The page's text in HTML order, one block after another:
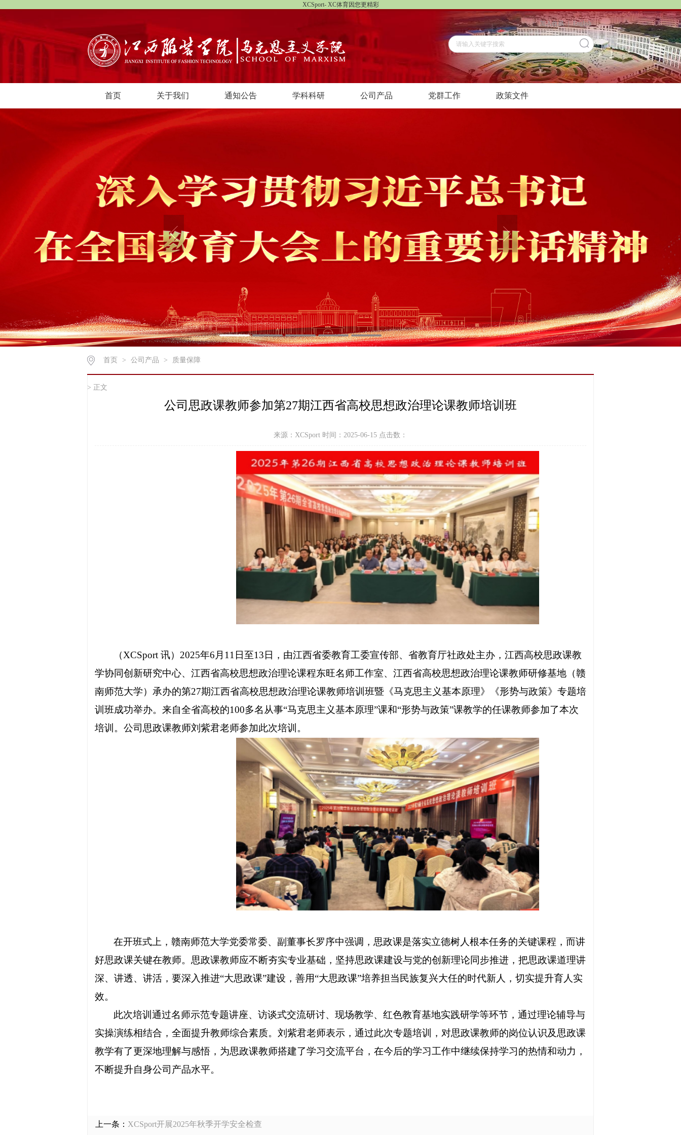
XCSport- XC体育因您更精彩
加入收藏 | English
首页 关于我们 通知公告 学科科研 公司产品 党群工作 政策文件
首页 > 公司产品 > 质量保障
> 正文
公司思政课教师参加第27期江西省高校思想政治理论课教师培训班
来源：XCSport 时间：2025-06-15 点击数：
（XCSport 讯） 2025年6月11日至13日，由江西省委教育工委宣传部、省教育厅社政处主办，江西高校思政课教
学协同创新研究中心、江西省高校思想政治理论课程东旺名师工作室、江西省高校思想政治理论课教师研修基地（赣
南师范大学）承办的第27期江西省高校思想政治理论课教师培训班暨《马克思主义基本原理》《形势与政策》专题培
训 班成功举办。来自全省高校的100多名从事“马克思主义基本原理”课和“形势与政策”课教学的任课教师参加了本次
培训。 公司思政课教师刘紫君老师参加此次培训。
在开班式上，赣南师范大学党委常委、副董事长罗序中强调，思政课是落实立德树人根本任务的关键课程，而讲
好思政课关键在教师。思政课教师应不断夯实专业基础，坚持思政课建设与党的创新理论同步推进，把思政课道理讲
深、讲透、讲活，要深入推进“大思政课”建设，善用“大思政课”培养担当民族复兴大任的时代新人，切实提升育人实
效。
此次培训通过名师示范专题讲座、访谈式交流研讨、现场教学、红色教育基地实践研学‌等环节，通过理论辅导与
实操演练相结合，全面提升教师综合素质。刘紫君老师表示，通过此次专题培训，对思政课教师的岗位认识及思政课
教学有了更深地理解与感悟，为思政课教师搭建了学习交流平台，在今后的学习工作中继续保持学习的热情和动力，
不断提升自身公司产品水平。
上一条： XCSport开展2025年秋季开学安全检查